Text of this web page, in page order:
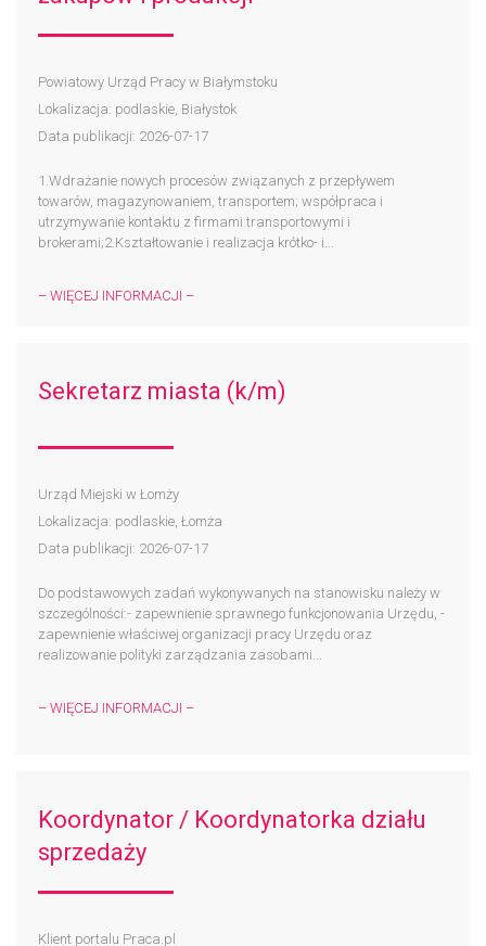
Powiatowy Urząd Pracy w Białymstoku
Lokalizacja: podlaskie, Białystok
Data publikacji: 2026-07-17
1.Wdrażanie nowych procesów związanych z przepływem
towarów, magazynowaniem, transportem; współpraca i
utrzymywanie kontaktu z firmami transportowymi i
brokerami;2.Kształtowanie i realizacja krótko- i...
– WIĘCEJ INFORMACJI –
Sekretarz miasta (k/m)
Urząd Miejski w Łomży
Lokalizacja: podlaskie, Łomża
Data publikacji: 2026-07-17
Do podstawowych zadań wykonywanych na stanowisku należy w
szczególności:- zapewnienie sprawnego funkcjonowania Urzędu, -
zapewnienie właściwej organizacji pracy Urzędu oraz
realizowanie polityki zarządzania zasobami...
– WIĘCEJ INFORMACJI –
Koordynator / Koordynatorka działu
sprzedaży
Klient portalu Praca.pl